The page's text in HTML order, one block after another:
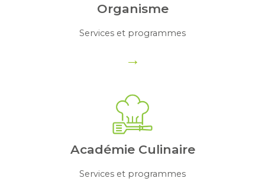
Organisme
Services et programmes
→
Académie Culinaire
Services et programmes